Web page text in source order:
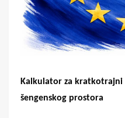
Kalkulator za kratkotrajni
šengenskog prostora